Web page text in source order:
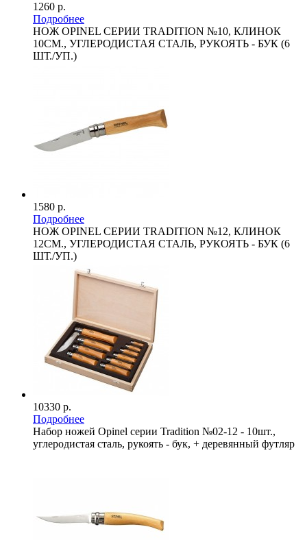
1260 р.
Подробнее
НОЖ OPINEL СЕРИИ TRADITION №10, КЛИНОК
10СМ., УГЛЕРОДИСТАЯ СТАЛЬ, РУКОЯТЬ - БУК (6
ШТ./УП.)
1580 р.
Подробнее
НОЖ OPINEL СЕРИИ TRADITION №12, КЛИНОК
12СМ., УГЛЕРОДИСТАЯ СТАЛЬ, РУКОЯТЬ - БУК (6
ШТ./УП.)
10330 р.
Подробнее
Набор ножей Opinel серии Tradition №02-12 - 10шт.,
углеродистая сталь, рукоять - бук, + деревянный футляр